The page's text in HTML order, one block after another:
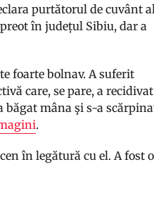
purtătorul de cuvânt
în județul Sibiu, dar a
foarte bolnav. A suferit
care, se pare, a
mâna şi s-a
.
în legătură cu el. A fost o